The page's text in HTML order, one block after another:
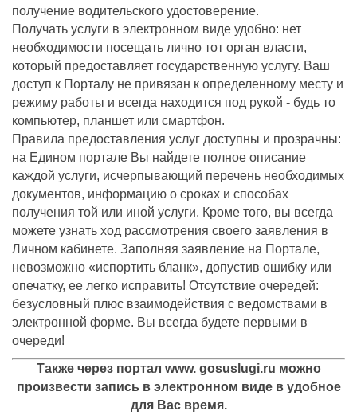
получение водительского удостоверение.
Получать услуги в электронном виде удобно: нет
необходимости посещать лично тот орган власти,
который предоставляет государственную услугу. Ваш
доступ к Порталу не привязан к определенному месту и
режиму работы и всегда находится под рукой - будь то
компьютер, планшет или смартфон.
Правила предоставления услуг доступны и прозрачны:
на Едином портале Вы найдете полное описание
каждой услуги, исчерпывающий перечень необходимых
документов, информацию о сроках и способах
получения той или иной услуги. Кроме того, вы всегда
можете узнать ход рассмотрения своего заявления в
Личном кабинете. Заполняя заявление на Портале,
невозможно «испортить бланк», допустив ошибку или
опечатку, ее легко исправить! Отсутствие очередей:
безусловный плюс взаимодействия с ведомствами в
электронной форме. Вы всегда будете первыми в
очереди!
Также через портал www. gosuslugi.ru можно
произвести запись в электронном виде в удобное
для Вас время.